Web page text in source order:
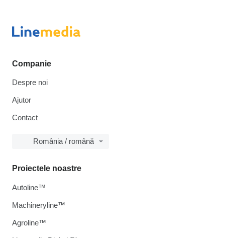
Companie
Despre noi
Ajutor
Contact
România / română
Proiectele noastre
Autoline™
Machineryline™
Agroline™